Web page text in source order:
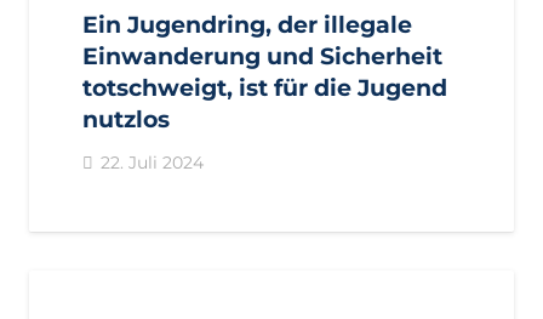
Ein Jugendring, der illegale
Einwanderung und Sicherheit
totschweigt, ist für die Jugend
nutzlos
22. Juli 2024